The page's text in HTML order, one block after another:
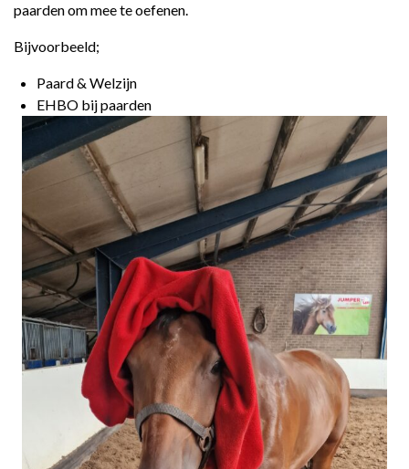
paarden om mee te oefenen.
Bijvoorbeeld;
Paard & Welzijn
EHBO bij paarden